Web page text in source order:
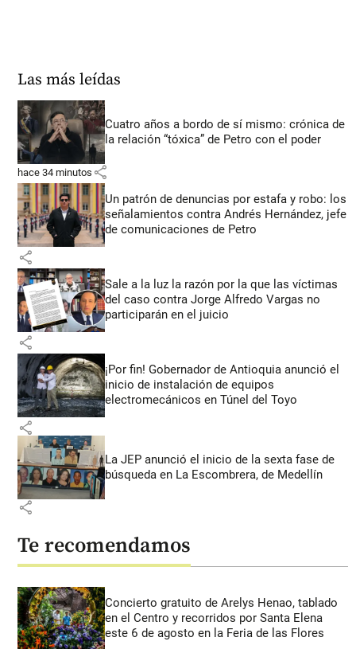
Las más leídas
Cuatro años a bordo de sí mismo: crónica de
la relación “tóxica” de Petro con el poder
hace 34 minutos share
Un patrón de denuncias por estafa y robo: los
señalamientos contra Andrés Hernández, jefe
de comunicaciones de Petro
share
Sale a la luz la razón por la que las víctimas
del caso contra Jorge Alfredo Vargas no
participarán en el juicio
share
¡Por fin! Gobernador de Antioquia anunció el
inicio de instalación de equipos
electromecánicos en Túnel del Toyo
share
La JEP anunció el inicio de la sexta fase de
búsqueda en La Escombrera, de Medellín
share
Te recomendamos
Concierto gratuito de Arelys Henao, tablado
en el Centro y recorridos por Santa Elena
este 6 de agosto en la Feria de las Flores